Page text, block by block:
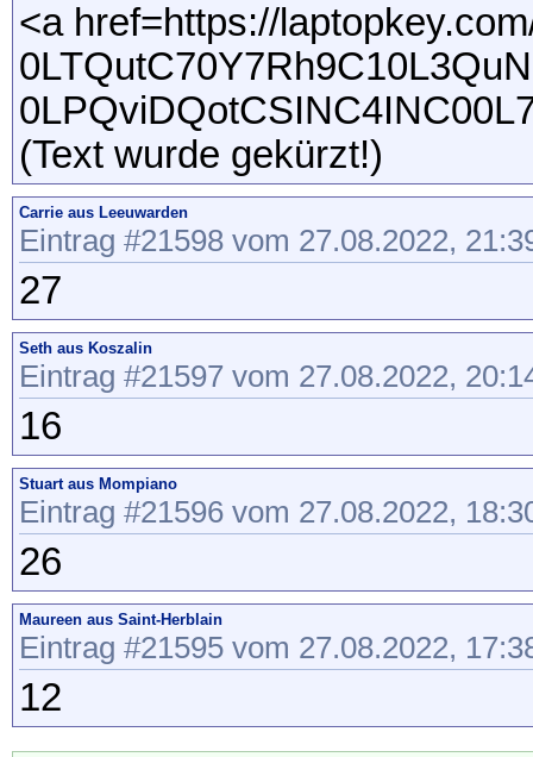
<a href=https://
(Text wurde gekürzt!)
Carrie aus Leeuwarden
Eintrag #21598 vom 27.08.2022,
27
Seth aus Koszalin
Eintrag #21597 vom 27.08.2022,
16
Stuart aus Mompiano
Eintrag #21596 vom 27.08.2022,
26
Maureen aus Saint-Herblain
Eintrag #21595 vom 27.08.2022,
12